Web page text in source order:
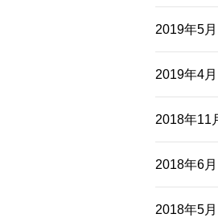
2019年5月
2019年4月
2018年11
2018年6月
2018年5月